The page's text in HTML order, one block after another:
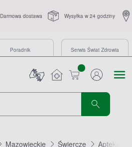
Darmowa dostawa Wysyłka w 24 godziny
Poradnik Serwis Świat Zdrowia
sztuk
Mazowieckie Świercze Apteka,